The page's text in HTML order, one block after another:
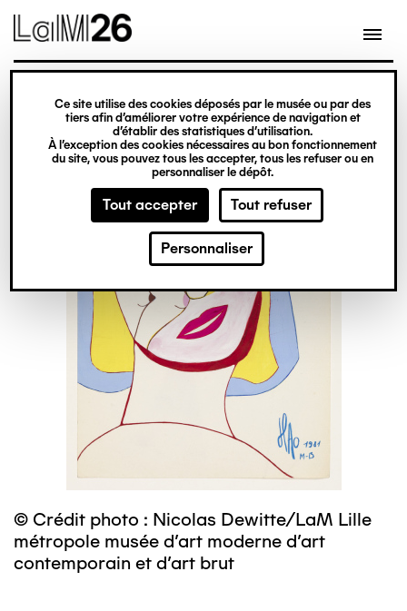
Gestion des cookies
Ce site utilise des cookies déposés par le musée ou par des
tiers afin d’améliorer votre expérience de navigation et
d’établir des statistiques d’utilisation.
À l’exception des cookies nécessaires au bon fonctionnement
du site, vous pouvez tous les accepter, tous les refuser ou en
personnaliser le dépôt.
Tout accepter Tout refuser
Personnaliser
contenu
© Crédit photo : Nicolas Dewitte/LaM Lille
métropole musée d’art moderne d’art
contemporain et d’art brut